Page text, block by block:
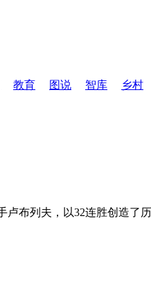
教育 图说 智库 乡村
布列夫，以32连胜创造了